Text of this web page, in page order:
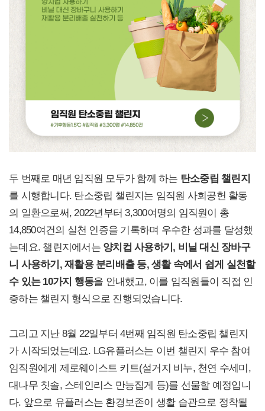
두 번째로 매년 임직원 모두가 함께 하는 탄소중립 챌린지
를 시행합니다. 탄소중립 챌린지는 임직원 사회공헌 활동
의 일환으로써, 2022년부터 3,300여명의 임직원이 총
14,850여건의 실천 인증을 기록하며 우수한 성과를 달성했
는데요. 챌린지에서는 양치컵 사용하기, 비닐 대신 장바구
니 사용하기, 재활용 분리배출 등, 생활 속에서 쉽게 실천할
수 있는 10가지 행동을 안내했고, 이를 임직원들이 직접 인
증하는 챌린지 형식으로 진행되었습니다.
그리고 지난 8월 22일부터 4번째 임직원 탄소중립 챌린지
가 시작되었는데요. LG유플러스는 이번 챌린지 우수 참여
임직원에게 제로웨이스트 키트(설거지 비누, 천연 수세미,
대나무 칫솔, 스테인리스 만능집게 등)를 선물할 예정입니
다. 앞으로 유플러스는 환경보존이 생활 습관으로 정착될